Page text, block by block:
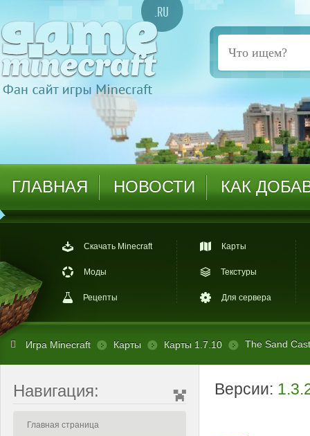
ГЛАВНАЯ НОВОСТИ КАК
Скачать Minecraft
Моды
Рецепты
Карты
Текстуры
Для сервера
Игра Minecraft Карты Карты 1.7.10 The Sand
Навигация:
Главная страница
Версии: